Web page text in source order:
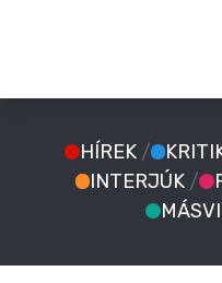
HÍREK /
INTERJÚK /